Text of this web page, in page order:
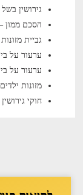
גירושין
הסכם ממון
גביית
ערעור על
ערעור על
מזונות
חוקי גירושין